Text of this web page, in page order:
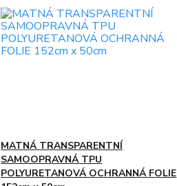
MATNÁ TRANSPARENTNÍ
SAMOOPRAVNÁ TPU
POLYURETANOVÁ OCHRANNÁ FOLIE